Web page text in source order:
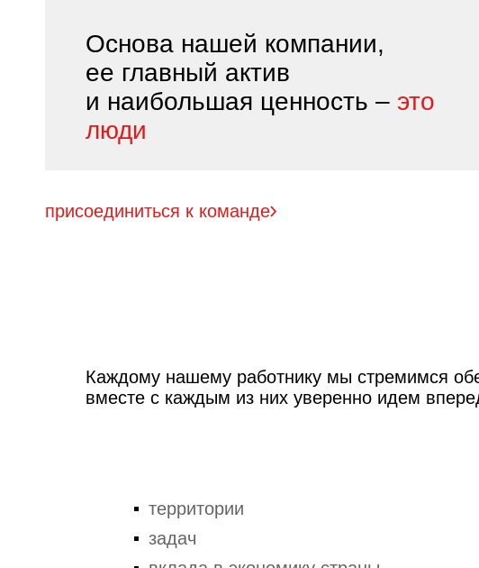
Основа нашей компании,
ее главный актив
и наибольшая ценность – это
люди
присоединиться к команде
Каждому нашему работнику мы стремимся
вместе с каждым из них уверенно идем
территории
задач